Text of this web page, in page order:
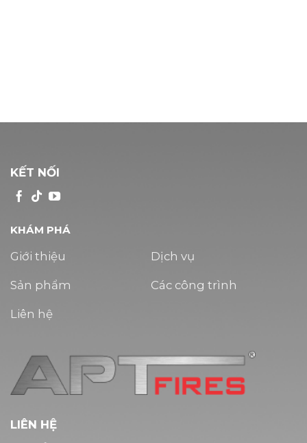
KẾT NỐI
KHÁM PHÁ
Giới thiệu
Sản phẩm
Liên hệ
Dịch vụ
Các công trình
LIÊN HỆ